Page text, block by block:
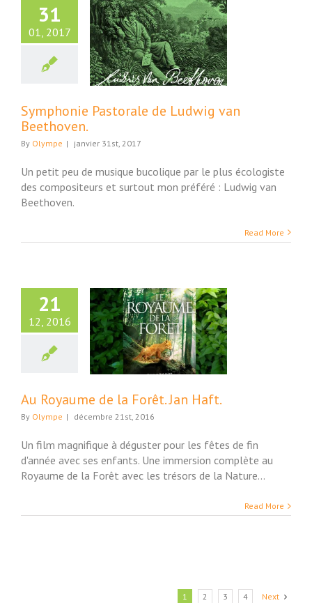
31
01, 2017
Pastorale
Ludwig van
Symphonie Pastorale de Ludwig van
Beethoven.
By Olympe | janvier 31st, 2017
Un petit peu de musique bucolique par le plus écologiste
des compositeurs et surtout mon préféré : Ludwig van
Beethoven.
Read More
21
12, 2016
de la
Jan Haft.
Au Royaume de la Forêt. Jan Haft.
By Olympe | décembre 21st, 2016
Un film magnifique à déguster pour les fêtes de fin
d'année avec ses enfants. Une immersion complète au
Royaume de la Forêt avec les trésors de la Nature...
Read More
1 2 3 4 Next